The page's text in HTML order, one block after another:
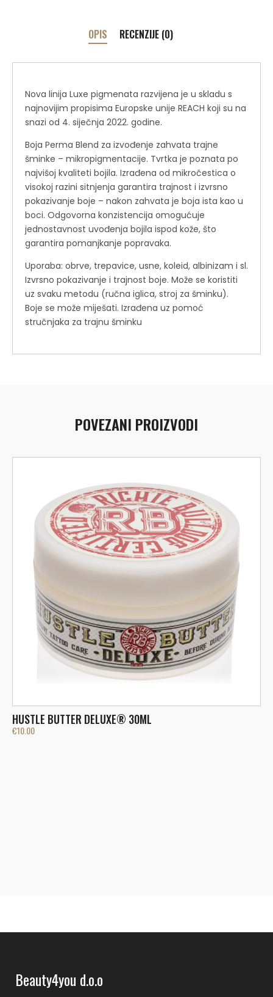
OPIS RECENZIJE (0)
Nova linija Luxe pigmenata razvijena je u skladu s
najnovijim propisima Europske unije REACH koji su na
snazi ​​od 4. siječnja 2022. godine.
Boja Perma Blend za izvođenje zahvata trajne
šminke – mikropigmentacije. Tvrtka je poznata po
najvišoj kvaliteti bojila. Izrađena od mikročestica o
visokoj razini sitnjenja garantira trajnost i izvrsno
pokazivanje boje – nakon zahvata je boja ista kao u
boci. Odgovorna konzistencija omogućuje
jednostavnost uvođenja bojila ispod kože, što
garantira pomanjkanje popravaka.
Uporaba: obrve, trepavice, usne, koleid, albinizam i sl.
Izvrsno pokazivanje i trajnost boje. Može se koristiti
uz svaku metodu (ručna iglica, stroj za šminku).
Boje se može miješati. Izrađena uz pomoć
stručnjaka za trajnu šminku
POVEZANI PROIZVODI
HUSTLE BUTTER DELUXE® 30ML
€10.00
Beauty4you d.o.o